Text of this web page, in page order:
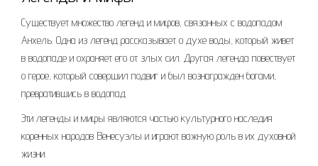
Существует множество легенд и мифов, связанных с водопадом
Анхель. Одна из легенд рассказывает о духе воды, который живет
в водопаде и охраняет его от злых сил. Другая легенда повествует
о герое, который совершил подвиг и был вознагражден богами,
превратившись в водопад.
Эти легенды и мифы являются частью культурного наследия
коренных народов Венесуэлы и играют важную роль в их духовной
жизни.